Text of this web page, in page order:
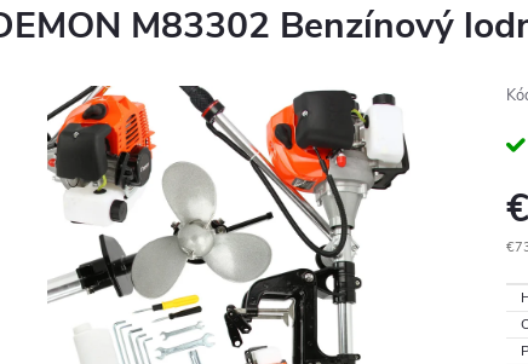
M83302 Benzínový